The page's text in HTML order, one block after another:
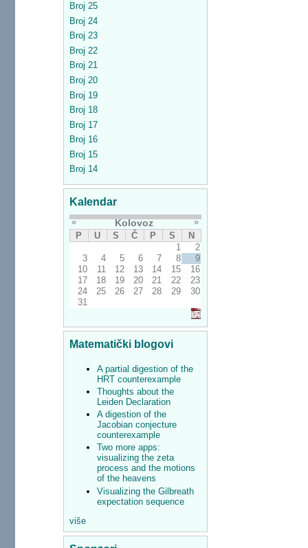
Broj 25
Broj 24
Broj 23
Broj 22
Broj 21
Broj 20
Broj 19
Broj 18
Broj 17
Broj 16
Broj 15
Broj 14
Kalendar
« Kolovoz
»
P
U S Č P S
N
1
2
3
4 5 6 7 8
9
10
11 12 13 14 15
16
17
18 19 20 21 22
23
24
25 26 27 28 29
30
31
Matematički blogovi
A partial digestion of the
HRT counterexample
Thoughts about the
Leiden Declaration
A digestion of the
Jacobian conjecture
counterexample
Two more apps:
visualizing the zeta
process and the motions
of the heavens
Visualizing the Gilbreath
expectation sequence
više